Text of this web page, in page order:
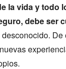
la vida y todo
debe ser
De